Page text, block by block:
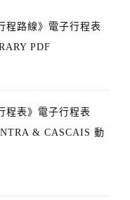
程路線》電子行程表
PDF
程表》電子行程表
& CASCAIS 動